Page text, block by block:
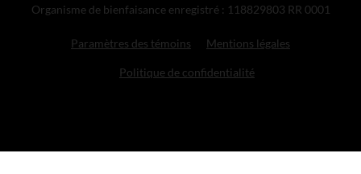
Organisme de bienfaisance enregistré : 118829803 RR 0001
Paramètres des témoins Mentions légales
Politique de confidentialité